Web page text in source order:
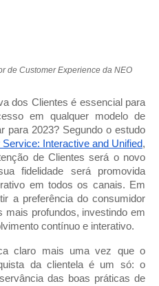
de Customer Experience da NEO
dos Clientes é essencial para
em qualquer modelo de
Interactive and Unified,
de Clientes será o novo
fidelidade será promovida
em todos os canais. Em
a preferência do consumidor
mais profundos, investindo em
contínuo e interativo.
claro mais uma vez que o
da clientela é um só: o
das boas práticas de